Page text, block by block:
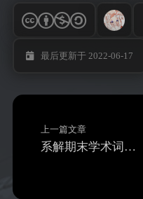
最后更新于 2022-06-17
上一篇文章
系解期末学术词汇助记